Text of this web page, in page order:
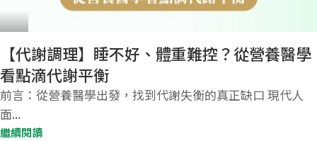
【代謝調理】睡不好、體重難控？從營養醫學
看點滴代謝平衡
前言：從營養醫學出發，找到代謝失衡的真正缺口 現代人
面...
繼續閱讀